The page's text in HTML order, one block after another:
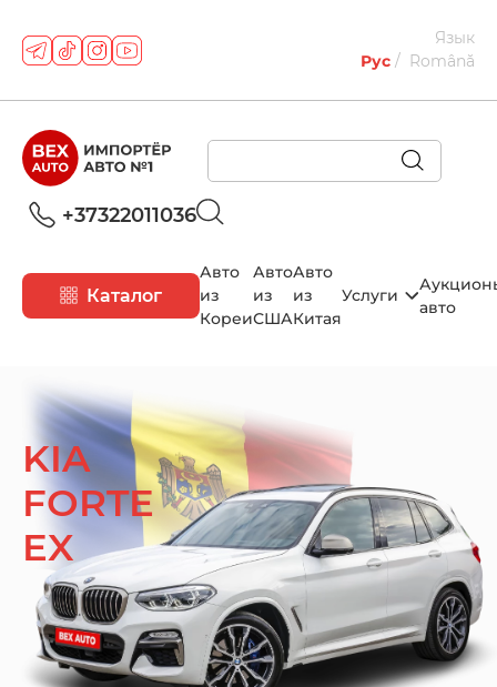
Язык
Рус
Română
+37322011036
Каталог
Авто
из
Кореи
Авто
из
США
Авто
из
Китая
Услуги
авто
KIA
FORTE
EX